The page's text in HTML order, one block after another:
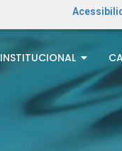
INSTITUCIONAL